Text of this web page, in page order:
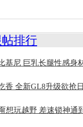
排行
基尼 巨乳长腿性感身
香 全新GL8升级欲抢
想玩越野 差速锁神通